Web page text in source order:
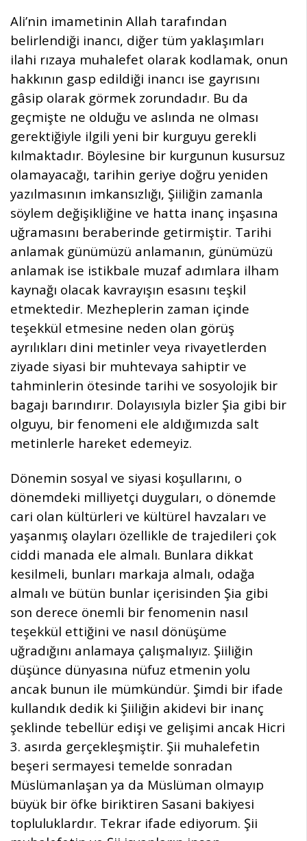
Ali’nin imametinin Allah tarafından
belirlendiği inancı, diğer tüm yaklaşımları
ilahi rızaya muhalefet olarak kodlamak, onun
hakkının gasp edildiği inancı ise gayrısını
gâsip olarak görmek zorundadır. Bu da
geçmişte ne olduğu ve aslında ne olması
gerektiğiyle ilgili yeni bir kurguyu gerekli
kılmaktadır. Böylesine bir kurgunun kusursuz
olamayacağı, tarihin geriye doğru yeniden
yazılmasının imkansızlığı, Şiiliğin zamanla
söylem değişikliğine ve hatta inanç inşasına
uğramasını beraberinde getirmiştir. Tarihi
anlamak günümüzü anlamanın, günümüzü
anlamak ise istikbale muzaf adımlara ilham
kaynağı olacak kavrayışın esasını teşkil
etmektedir. Mezheplerin zaman içinde
teşekkül etmesine neden olan görüş
ayrılıkları dini metinler veya rivayetlerden
ziyade siyasi bir muhtevaya sahiptir ve
tahminlerin ötesinde tarihi ve sosyolojik bir
bagajı barındırır. Dolayısıyla bizler Şia gibi bir
olguyu, bir fenomeni ele aldığımızda salt
metinlerle hareket edemeyiz.
Dönemin sosyal ve siyasi koşullarını, o
dönemdeki milliyetçi duyguları, o dönemde
cari olan kültürleri ve kültürel havzaları ve
yaşanmış olayları özellikle de trajedileri çok
ciddi manada ele almalı. Bunlara dikkat
kesilmeli, bunları markaja almalı, odağa
almalı ve bütün bunlar içerisinden Şia gibi
son derece önemli bir fenomenin nasıl
teşekkül ettiğini ve nasıl dönüşüme
uğradığını anlamaya çalışmalıyız. Şiiliğin
düşünce dünyasına nüfuz etmenin yolu
ancak bunun ile mümkündür. Şimdi bir ifade
kullandık dedik ki Şiiliğin akidevi bir inanç
şeklinde tebellür edişi ve gelişimi ancak Hicri
3. asırda gerçekleşmiştir. Şii muhalefetin
beşeri sermayesi temelde sonradan
Müslümanlaşan ya da Müslüman olmayıp
büyük bir öfke biriktiren Sasani bakiyesi
topluluklardır. Tekrar ifade ediyorum. Şii